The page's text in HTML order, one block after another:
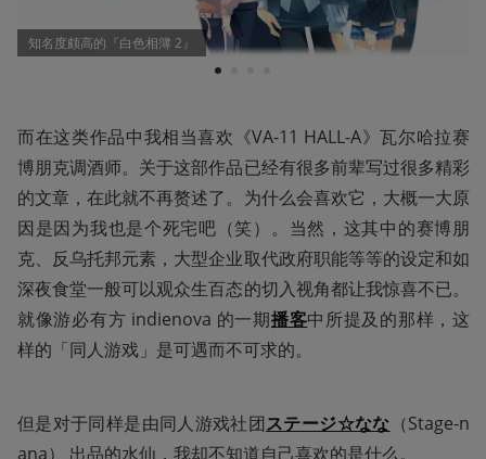
知名度颇高的『白色相簿 2』
1
而在这类作品中我相当喜欢《VA-11 HALL-A》瓦尔哈拉赛
博朋克调酒师。关于这部作品已经有很多前辈写过很多精彩
的文章，在此就不再赘述了。为什么会喜欢它，大概一大原
因是因为我也是个死宅吧（笑）。当然，这其中的赛博朋
克、反乌托邦元素，大型企业取代政府职能等等的设定和如
深夜食堂一般可以观众生百态的切入视角都让我惊喜不已。
就像游必有方 indienova 的一期播客中所提及的那样，这
样的「同人游戏」是可遇而不可求的。
但是对于同样是由同人游戏社团ステージ☆なな （Stage-n
ana） 出品的水仙，我却不知道自己喜欢的是什么。